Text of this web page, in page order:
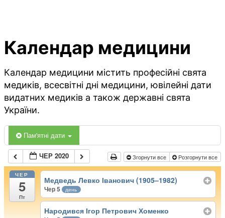
Календар медицини
Календар медицини містить професійні свята
медиків, всесвітні дні медицини, ювілейні дати
видатних медиків а також державні свята
України.
Пам'ятні дати
ЧЕР 2020 Згорнути все Розгорнути все
ЧЕР
5
Пт
Медведь Левко Іванович (1905–1982)
Чер 5 день
Народився Ігор Петрович Хоменко